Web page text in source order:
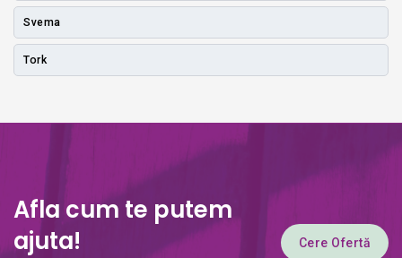
Svema
Tork
Afla cum te putem
ajuta!
Cere Ofertă